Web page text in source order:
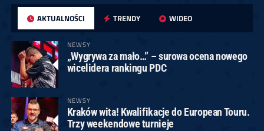
AKTUALNOŚCI TRENDY WIDEO
NEWSY
„Wygrywa za mało…” – surowa ocena nowego
wicelidera rankingu PDC
NEWSY
Kraków wita! Kwalifikacje do European Touru.
Trzy weekendowe turnieje